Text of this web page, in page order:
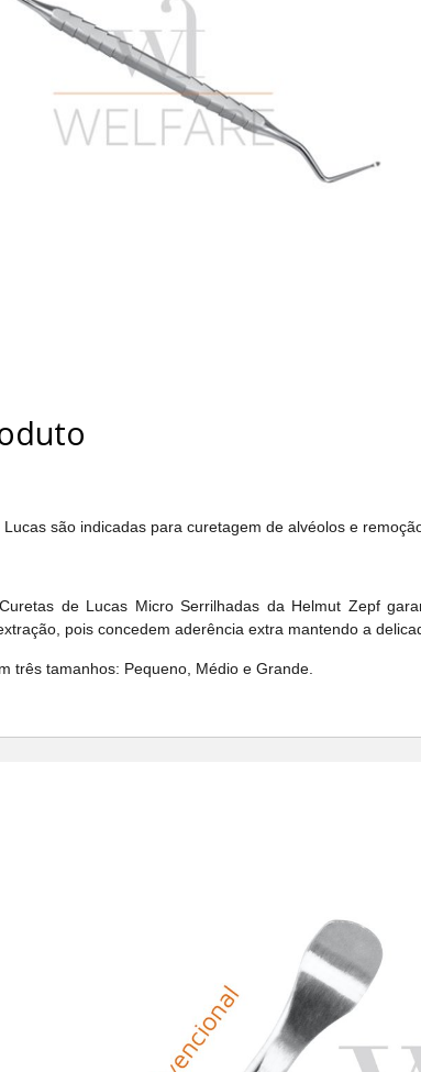
são indicadas para curetagem de alvéolos e
de Lucas Micro Serrilhadas da Helmut Zepf
pois concedem aderência extra mantendo a
três tamanhos: Pequeno, Médio e Grande.